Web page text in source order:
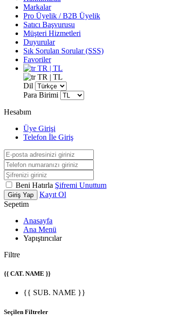
Markalar
Pro Üyelik / B2B Üyelik
Satıcı Başvurusu
Müşteri Hizmetleri
Duyurular
Sık Sorulan Sorular (SSS)
Favoriler
TR | TL
TR | TL
Dil
Para Birimi
Hesabım
Üye Girişi
Telefon İle Giriş
Beni Hatırla Şifremi Unuttum
Giriş Yap
Kayıt Ol
Sepetim
Anasayfa
Ana Menü
Yapıştırıcılar
Filtre
{{ CAT. NAME }}
{{ SUB. NAME }}
Seçilen Filtreler